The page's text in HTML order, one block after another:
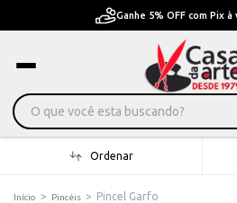
Ganhe 5% OFF com Pix
Ordenar
Início > Pincéis > Pincel Garfo